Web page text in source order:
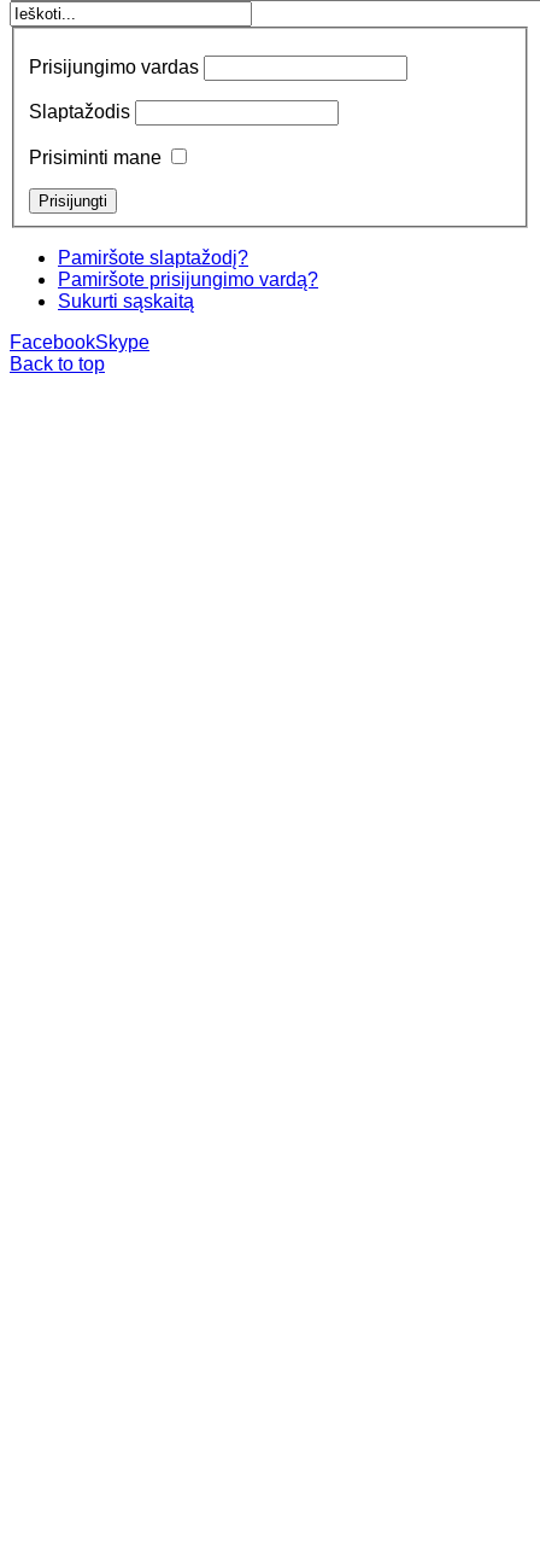
Prisijungimo vardas
Slaptažodis
Prisiminti mane
Pamiršote slaptažodį?
Pamiršote prisijungimo vardą?
Sukurti sąskaitą
FacebookSkype
Back to top